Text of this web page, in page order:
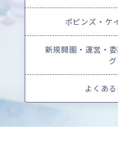
ポピンズ・ケ
新規開園・運営・
グ
よくあ